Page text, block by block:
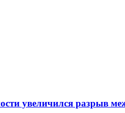
увеличился разрыв